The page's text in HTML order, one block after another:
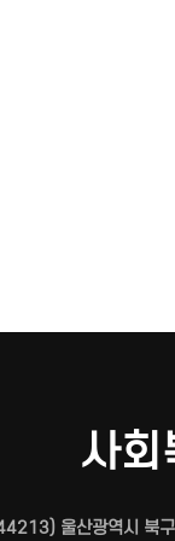
사회
울산광역시 북